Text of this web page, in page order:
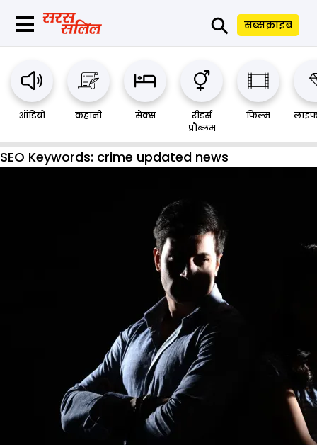
⚲ सब्सक्राइब
ऑडियो कहानी सेक्स
रीडर्स
प्रौब्लम
फिल्म
SEO Keywords: crime updated news